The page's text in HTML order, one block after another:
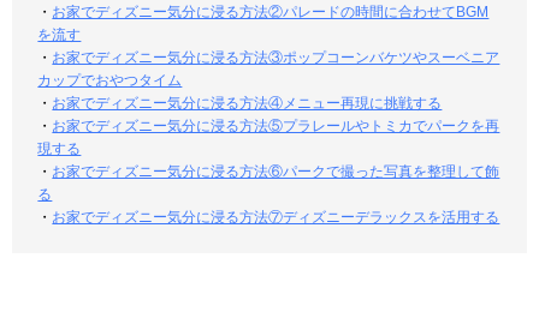
・ お家でディズニー気分に浸る方法②パレードの時間に合わせてBGM
を流す
・ お家でディズニー気分に浸る方法③ポップコーンバケツやスーベニア
カップでおやつタイム
・ お家でディズニー気分に浸る方法④メニュー再現に挑戦する
・ お家でディズニー気分に浸る方法⑤プラレールやトミカでパークを再
現する
・ お家でディズニー気分に浸る方法⑥パークで撮った写真を整理して飾
る
・ お家でディズニー気分に浸る方法⑦ディズニーデラックスを活用する